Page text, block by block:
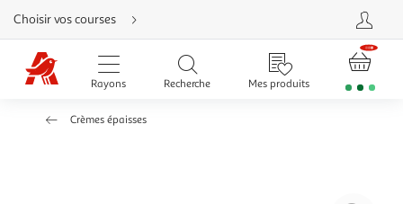
Aller
directement
au
contenu
Aller
directement
Aller
Choisir vos courses
Rayons Recherche Mes produits
Crèmes épaisses